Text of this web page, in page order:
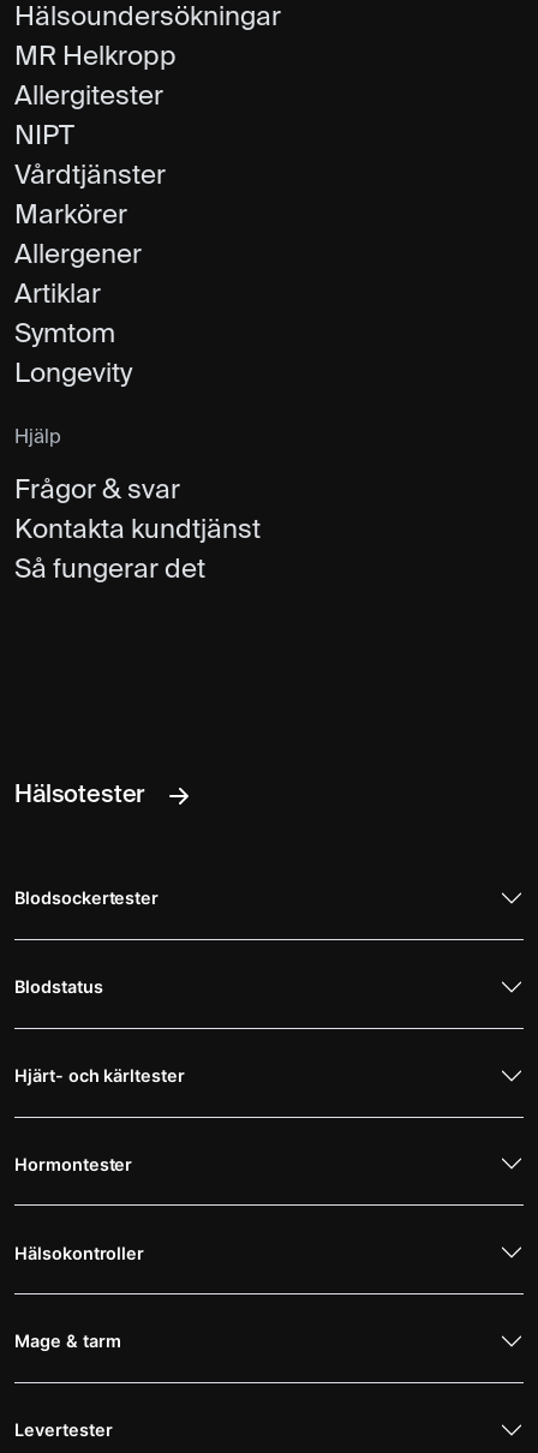
Hälsoundersökningar
MR Helkropp
Allergitester
NIPT
Vårdtjänster
Markörer
Allergener
Artiklar
Symtom
Longevity
Hjälp
Frågor & svar
Kontakta kundtjänst
Så fungerar det
Hälsotester
Blodsockertester
Blodstatus
Hjärt- och kärltester
Hormontester
Hälsokontroller
Mage & tarm
Levertester